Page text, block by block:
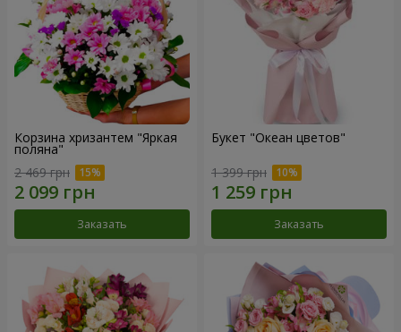
Корзина хризантем "Яркая
поляна"
2 469 грн
Заказать
Букет "Океан цветов"
1 399 грн
Заказать